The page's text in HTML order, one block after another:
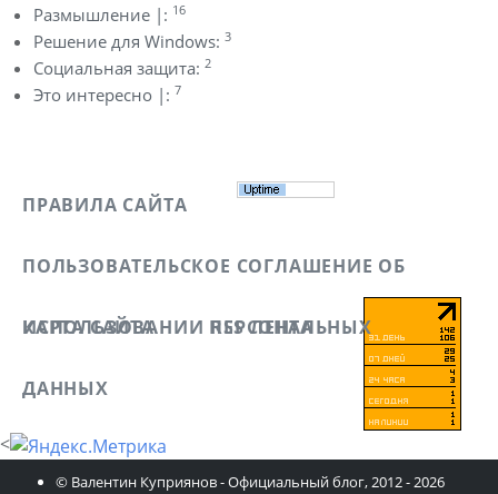
Размышление |: 16
Решение для Windows: 3
Социальная защита: 2
Это интересно |: 7
ПРАВИЛА САЙТА
ПОЛЬЗОВАТЕЛЬСКОЕ СОГЛАШЕНИЕ ОБ
ИСПОЛЬЗОВАНИИ ПЕРСОНАЛЬНЫХ
ДАННЫХ
КАРТА САЙТА RSS ЛЕНТА
<
© Валентин Куприянов - Официальный блог, 2012 - 2026